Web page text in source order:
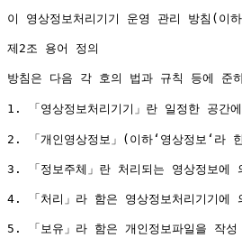
이 영상정보처리기기 운영 관리 방침(이
제2조 용어 정의
방침은 다음 각 호의 법과 규칙 등에 준
1. 「영상정보처리기기」란 일정한 공간
2. 「개인영상정보」(이하‘영상정보‘라
3. 「정보주체」란 처리되는 영상정보
4. 「처리」라 함은 영상정보처리기
5. 「보유」라 함은 개인정보파일을 작